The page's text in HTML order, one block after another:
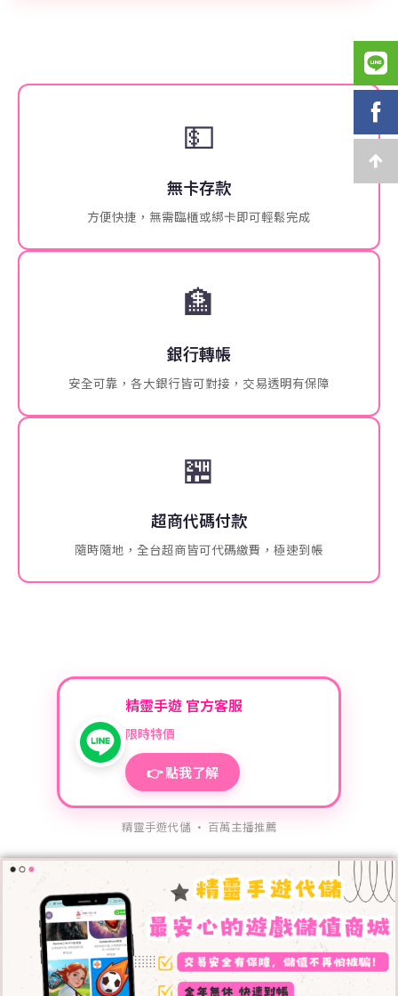
💵
無卡存款
方便快捷，無需臨櫃或綁卡即可輕鬆完成
🏦
銀行轉帳
安全可靠，各大銀行皆可對接，交易透明有保障
🏪
超商代碼付款
隨時隨地，全台超商皆可代碼繳費，極速到帳
精靈手遊 官方客服
限時特價
👉 點我了解
精靈手遊代儲 · 百萬主播推薦